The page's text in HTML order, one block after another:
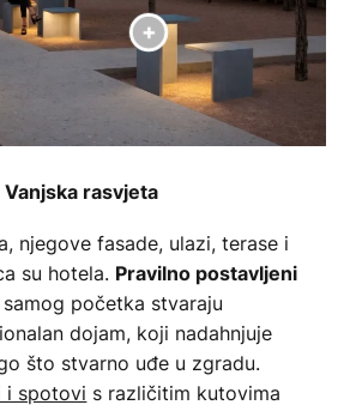
Vanjska rasvjeta
njegove fasade, ulazi, terase i
su hotela. Pravilno postavljeni
početka stvaraju
dojam, koji nadahnjuje
što stvarno uđe u zgradu.
i spotovi s različitim kutovima